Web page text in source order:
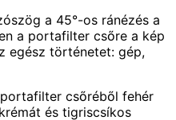
a 45°-os ránézés a
a portafilter csőre a kép
egész történetet: gép,
csőréből fehér
és tigriscsíkos